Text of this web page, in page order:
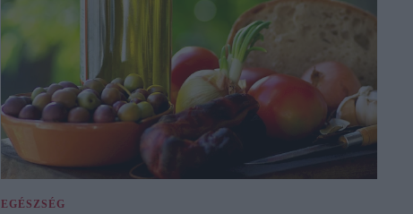
EGÉSZSÉG